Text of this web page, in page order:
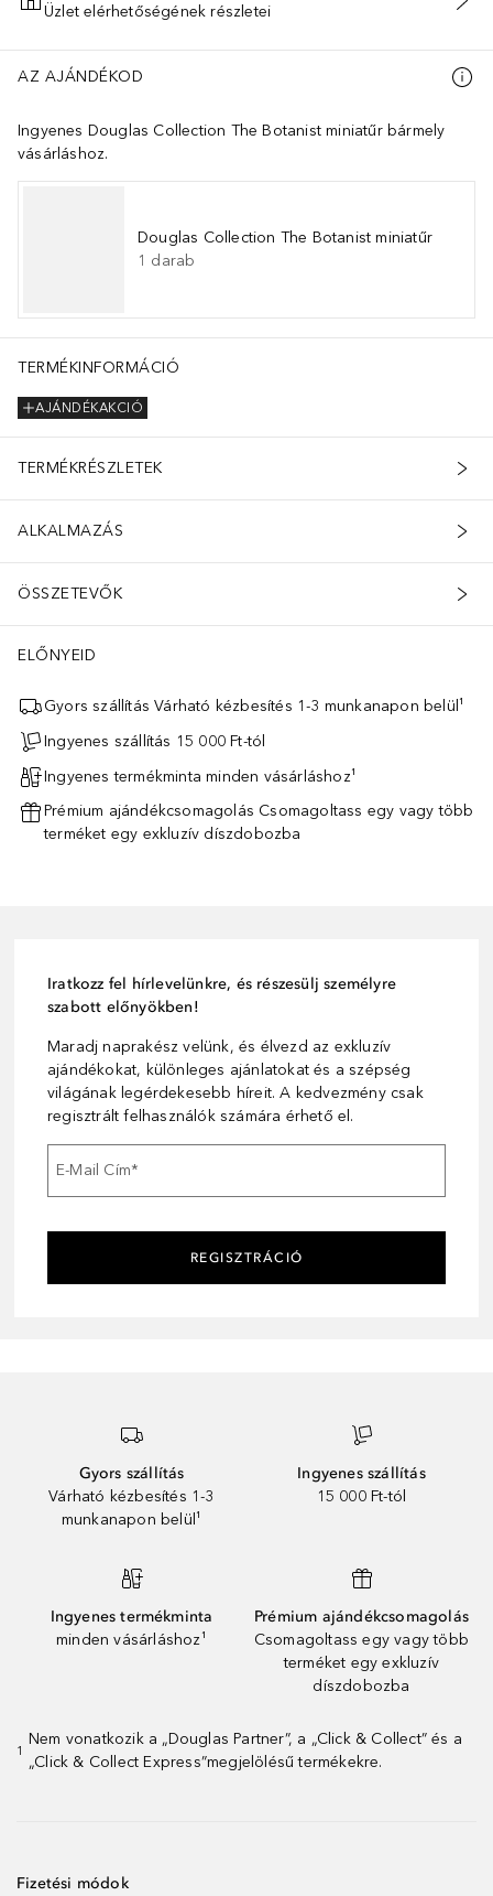
KOSÁRBA HELYEZÉS
Üzlet elérhetőségének részletei
AZ AJÁNDÉKOD
Ingyenes Douglas Collection The Botanist miniatűr bármely
vásárláshoz.
Douglas Collection The Botanist miniatűr
1 darab
TERMÉKINFORMÁCIÓ
AJÁNDÉKAKCIÓ
TERMÉKRÉSZLETEK
ALKALMAZÁS
ÖSSZETEVŐK
ELŐNYEID
Gyors szállítás Várható kézbesítés 1-3 munkanapon belül¹
Ingyenes szállítás 15 000 Ft-tól
Ingyenes termékminta minden vásárláshoz¹
Prémium ajándékcsomagolás Csomagoltass egy vagy több
terméket egy exkluzív díszdobozba
Iratkozz fel hírlevelünkre, és részesülj személyre
szabott előnyökben!
Maradj naprakész velünk, és élvezd az exkluzív
ajándékokat, különleges ajánlatokat és a szépség
világának legérdekesebb híreit. A kedvezmény csak
regisztrált felhasználók számára érhető el.
E-Mail Cím*
REGISZTRÁCIÓ
Gyors szállítás
Várható kézbesítés 1-3
munkanapon belül¹
Ingyenes szállítás
15 000 Ft-tól
Ingyenes termékminta
minden vásárláshoz¹
Prémium ajándékcsomagolás
Csomagoltass egy vagy több
terméket egy exkluzív
díszdobozba
1
Nem vonatkozik a „Douglas Partner”, a „Click & Collect” és a
„Click & Collect Express”megjelölésű termékekre.
Fizetési módok